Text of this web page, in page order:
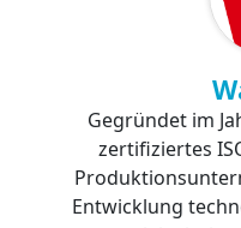
Gegründet im
zertifiziertes
Entwicklung